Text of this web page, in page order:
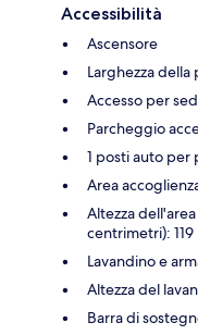
Accessibilità
Ascensore
Larghezza
Accesso per
Parcheggio
1 posti auto per
Area
Altezza
centrimetri): 119
Lavandino e
Altezza del
Barra di